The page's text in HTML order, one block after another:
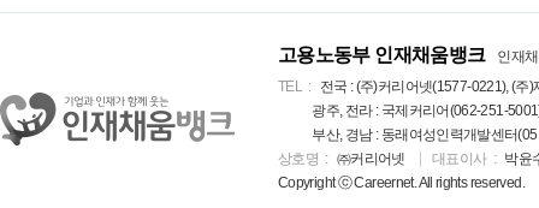
고용노동부 인재채움뱅크
인재
TEL
전국 : (주)커리어넷(1577-0221), (
광주, 전라 : 국제커리어(062-251-
부산, 경남 : 동래여성인력개발센터
상호명
㈜커리어넷 대표이사
박윤
Copyright ⓒ Careernet. All rights reserved.